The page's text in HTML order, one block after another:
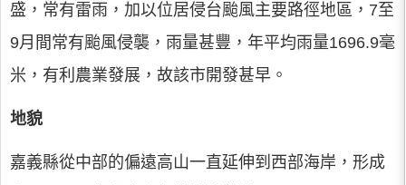
盛，常有雷雨，加以位居侵台颱風主要路徑地區，7至
9月間常有颱風侵襲，雨量甚豐，年平均雨量1696.9毫
米，有利農業發展，故該市開發甚早。
地貌
嘉義縣從中部的偏遠高山一直延伸到西部海岸，形成